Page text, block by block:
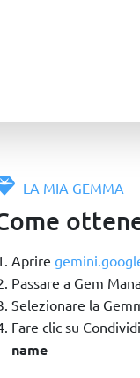
LA MIA GEMMA
Aprire
Passare a Gem
Selezionare la
Fare clic su
name